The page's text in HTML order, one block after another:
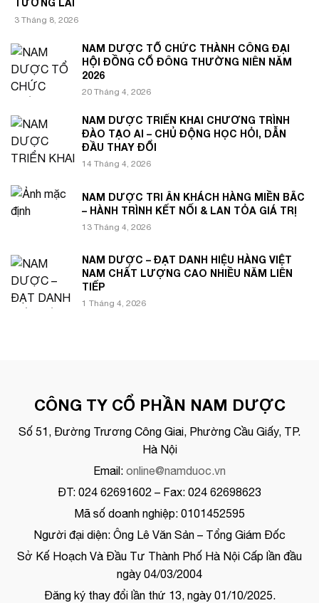
TƯƠNG LAI
3 Tháng 8, 2026
NAM DƯỢC TỔ CHỨC THÀNH CÔNG ĐẠI
HỘI ĐỒNG CỔ ĐÔNG THƯỜNG NIÊN NĂM
2026
20 Tháng 4, 2026
NAM DƯỢC TRIỂN KHAI CHƯƠNG TRÌNH
ĐÀO TẠO AI – CHỦ ĐỘNG HỌC HỎI, DẪN
ĐẦU THAY ĐỔI
14 Tháng 4, 2026
NAM DƯỢC TRI ÂN KHÁCH HÀNG MIỀN BẮC
– HÀNH TRÌNH KẾT NỐI & LAN TỎA GIÁ TRỊ
13 Tháng 4, 2026
NAM DƯỢC – ĐẠT DANH HIỆU HÀNG VIỆT
NAM CHẤT LƯỢNG CAO NHIỀU NĂM LIÊN
TIẾP
1 Tháng 4, 2026
CÔNG TY CỔ PHẦN NAM DƯỢC
Số 51, Đường Trương Công Giai, Phường Cầu Giấy, TP.
Hà Nội
Email: online@namduoc.vn
ĐT: 024 62691602 – Fax: 024 62698623
Mã số doanh nghiệp: 0101452595
Người đại diện: Ông Lê Văn Sản – Tổng Giám Đốc
Sở Kế Hoạch Và Đầu Tư Thành Phố Hà Nội Cấp lần đầu
ngày 04/03/2004
Đăng ký thay đổi lần thứ 13, ngày 01/10/2025.